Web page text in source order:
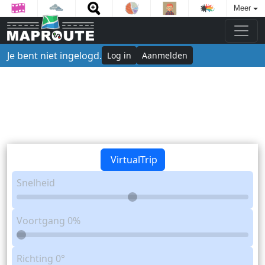
Meer
Je bent niet ingelogd. Log in Aanmelden
VirtualTrip
Snelheid
Voortgang 0%
Richting 0°